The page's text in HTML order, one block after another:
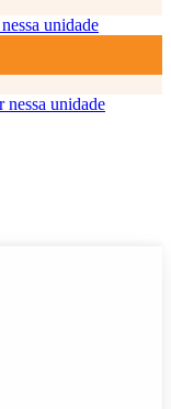
unidade
nessa unidade